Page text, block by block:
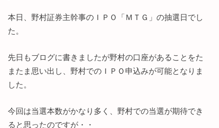
本日、野村証券主幹事のＩＰＯ「ＭＴＧ」の抽選日でし
た。
先日もブログに書きましたが野村の口座があることをた
またま思い出し、野村でのＩＰＯ申込みが可能となりま
した。
今回は当選本数がかなり多く、野村での当選が期待でき
ると思ったのですが・・